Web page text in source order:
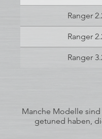
Ranger
Ranger
Ranger
Manche Modelle
getuned haben,